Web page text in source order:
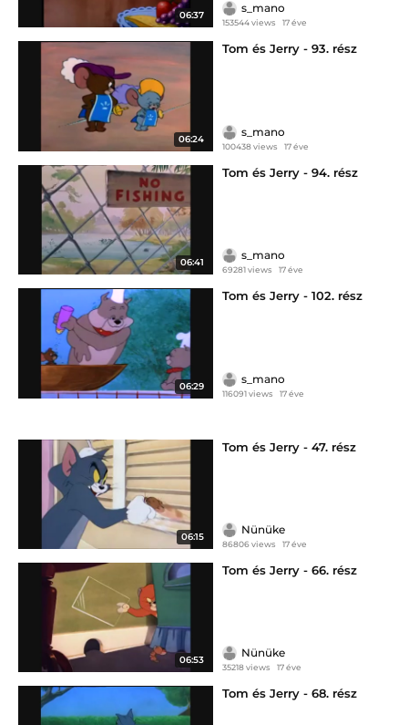
06:37
s_mano
153544 views 17 éve
06:24
Tom és Jerry - 93. rész
s_mano
100438 views 17 éve
06:41
Tom és Jerry - 94. rész
s_mano
69281 views 17 éve
06:29
Tom és Jerry - 102. rész
s_mano
116091 views 17 éve
06:15
Tom és Jerry - 47. rész
Nünüke
86806 views 17 éve
06:53
Tom és Jerry - 66. rész
Nünüke
35218 views 17 éve
Tom és Jerry - 68. rész